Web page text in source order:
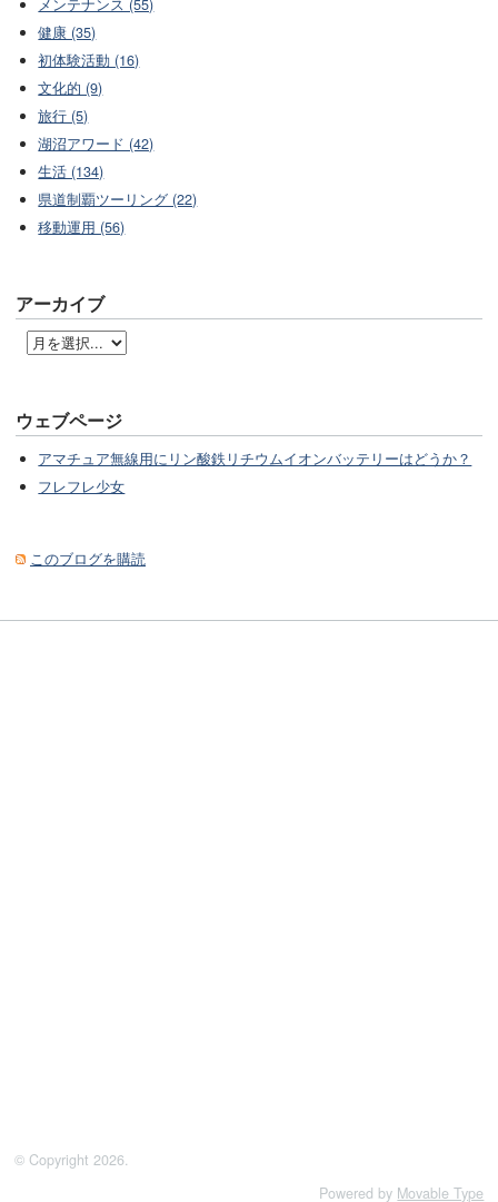
メンテナンス (55)
健康 (35)
初体験活動 (16)
文化的 (9)
旅行 (5)
湖沼アワード (42)
生活 (134)
県道制覇ツーリング (22)
移動運用 (56)
アーカイブ
ウェブページ
アマチュア無線用にリン酸鉄リチウムイオンバッテリーはどうか？
フレフレ少女
このブログを購読
© Copyright 2026.
Powered by Movable Type